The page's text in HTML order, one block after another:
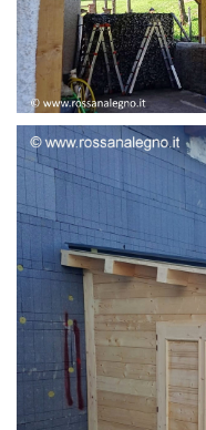
STRUTTURA